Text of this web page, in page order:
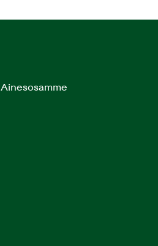
Ainesosamme